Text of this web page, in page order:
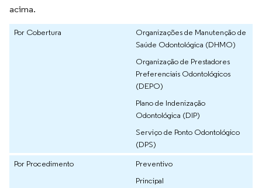
acima.
Por Cobertura
Organizações de Manutenção de
Saúde Odontológica (DHMO)
Organização de Prestadores
Preferenciais Odontológicos
(DEPO)
Plano de Indenização
Odontológica (DIP)
Serviço de Ponto Odontológico
(DPS)
Por Procedimento
Preventivo
Principal